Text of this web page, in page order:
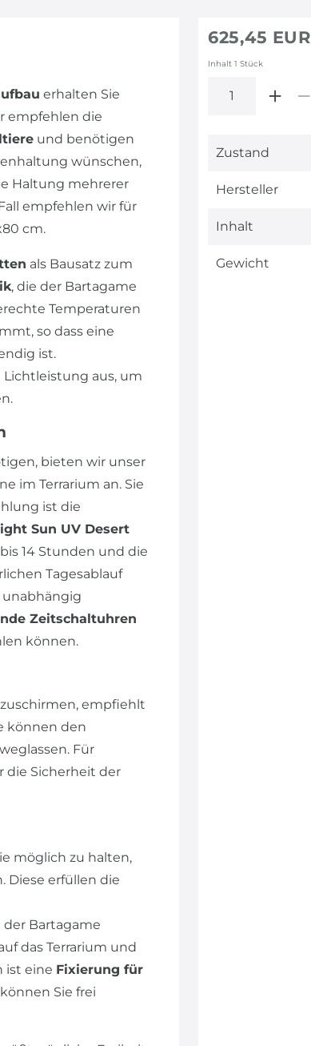
erhalten Sie
empfehlen die
und benötigen
wünschen,
Haltung mehrerer
empfehlen wir für
cm.
als Bausatz zum
, die der Bartagame
Temperaturen
so dass eine
ist.
Lichtleistung aus, um
bieten wir unser
im Terrarium an. Sie
ist die
Sun UV Desert
14 Stunden und die
Tagesablauf
Zeitschaltuhren
können.
empfiehlt
können den
Für
die Sicherheit der
möglich zu halten,
Diese erfüllen die
Bartagame
das Terrarium und
ist eine Fixierung für
Sie frei
625,45 EUR
Inhalt1Stück
Technisches
Wert
Zustand
Hersteller
Inhalt
Gewicht